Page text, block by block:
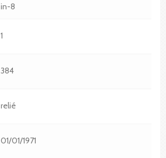
in-8
1
384
relié
01/01/1971